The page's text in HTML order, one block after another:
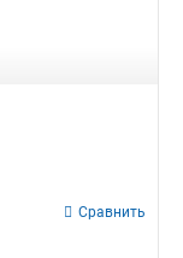
Сравнить